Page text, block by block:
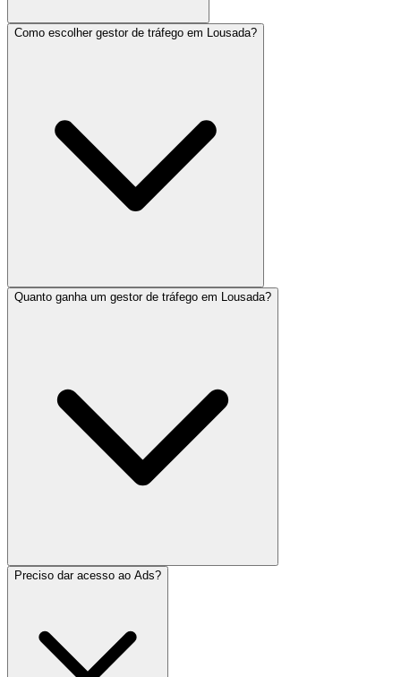
Como escolher gestor de tráfego em Lousada?
Quanto ganha um gestor de tráfego em Lousada?
Preciso dar acesso ao Ads?